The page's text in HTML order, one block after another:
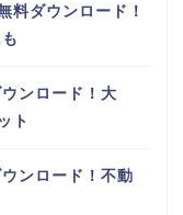
料ダウンロード！
ンロード！大
ト
ンロード！不動